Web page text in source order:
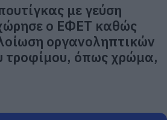
με γεύση
ο ΕΦΕΤ καθώς
οργανοληπτικών
τροφίμου, όπως χρώμα,